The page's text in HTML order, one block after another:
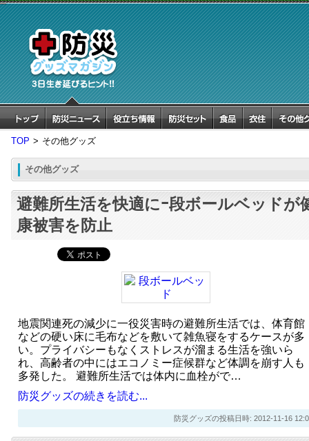
TOP > その他グッズ
その他グッズ
避難所生活を快適にｰ段ボールベッドが
康被害を防止
地震関連死の減少に一役災害時の避難所生活では、体育館
などの硬い床に毛布などを敷いて雑魚寝をするケースが多
い。プライバシーもなくストレスが溜まる生活を強いら
れ、高齢者の中にはエコノミー症候群など体調を崩す人も
多発した。 避難所生活では体内に血栓がで…
防災グッズの続きを読む...
防災グッズの投稿日時: 2012-11-16